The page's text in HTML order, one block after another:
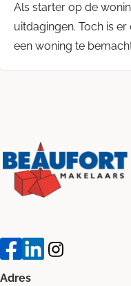
Als starter op de
uitdagingen. Toch is
een woning te
Adres